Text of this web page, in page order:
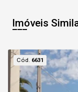
Imóveis
Cód. 6631